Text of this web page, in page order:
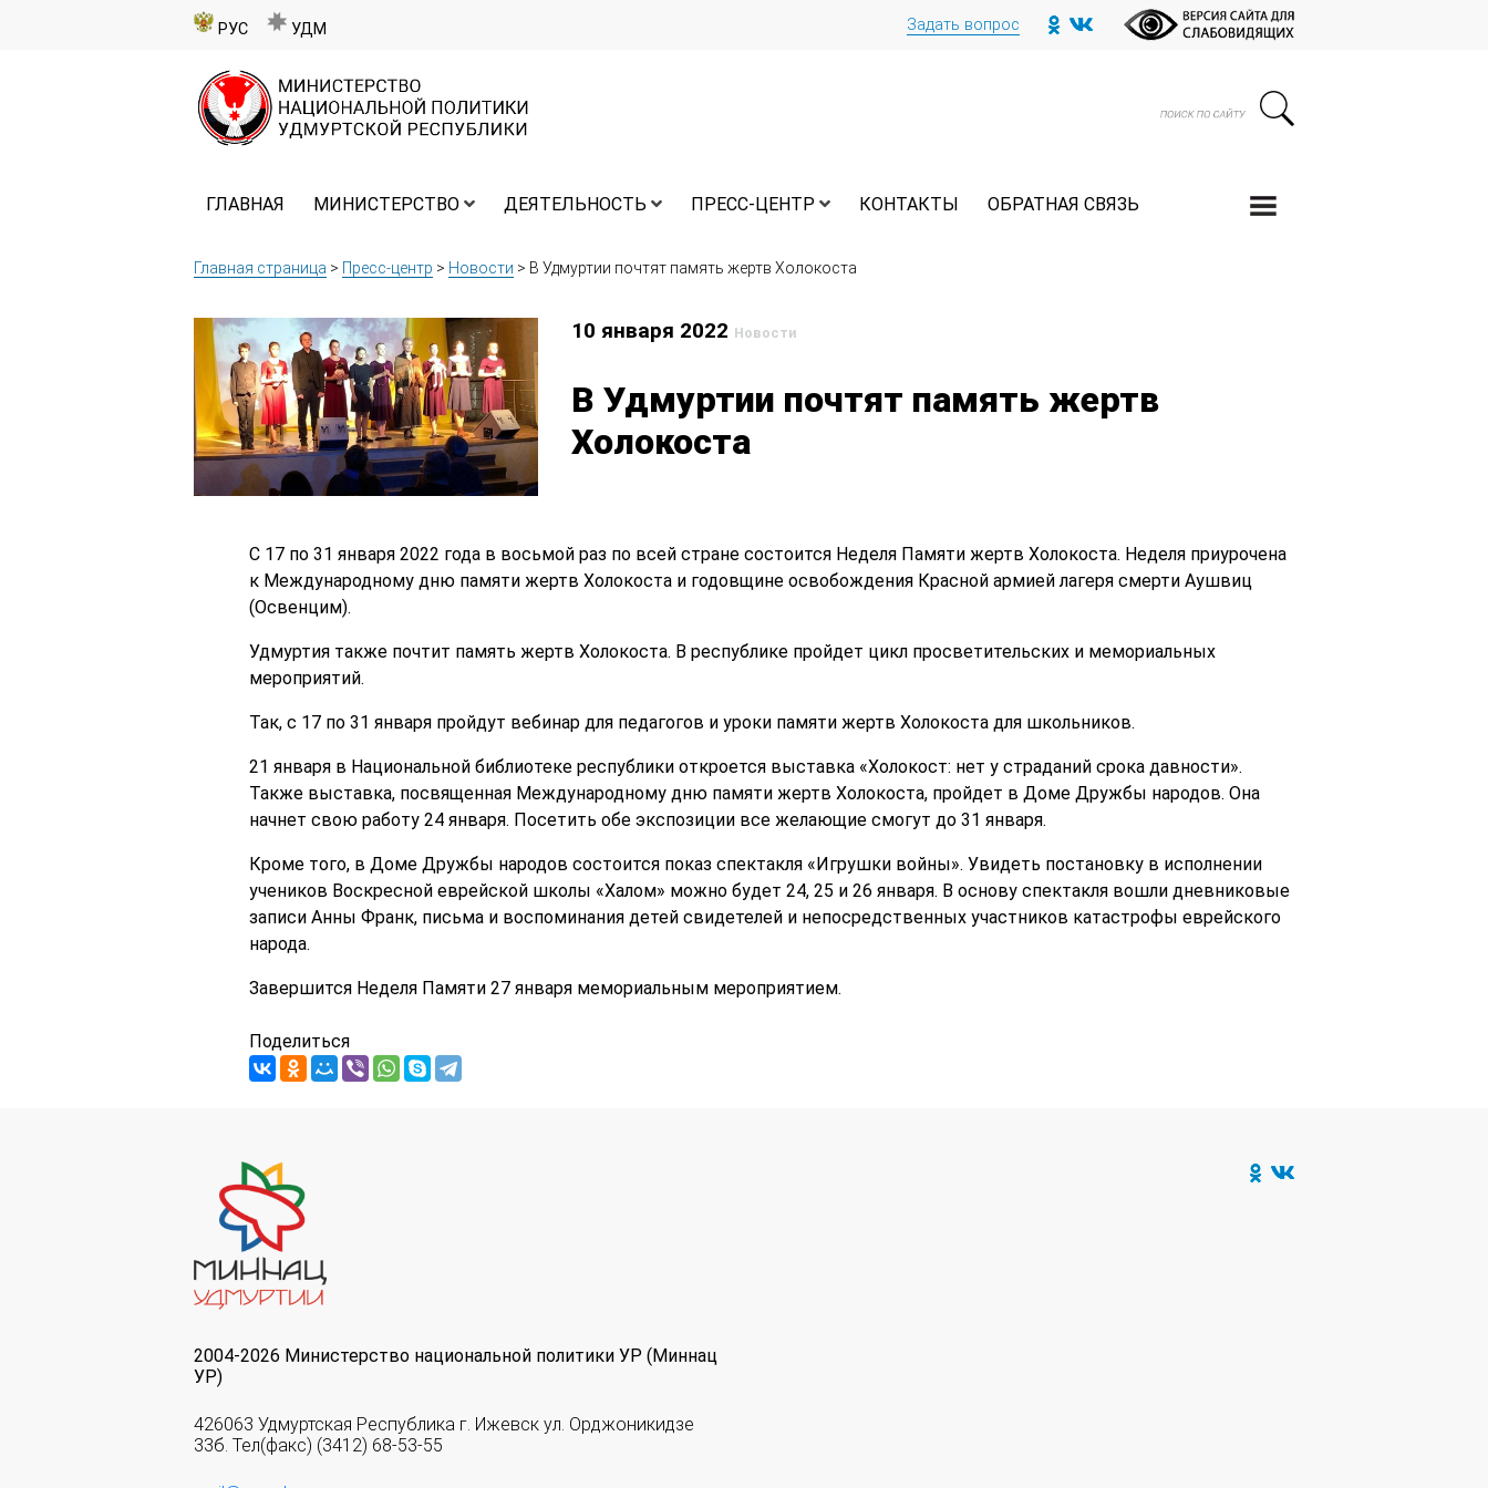
РУС УДМ Задать вопрос
ГЛАВНАЯ МИНИСТЕРСТВО ДЕЯТЕЛЬНОСТЬ ПРЕСС-ЦЕНТР КОНТАКТЫ ОБРАТНАЯ СВЯЗЬ
Главная страница > Пресс-центр > Новости > В Удмуртии почтят память жертв Холокоста
10 января 2022 Новости
В Удмуртии почтят память жертв
Холокоста
С 17 по 31 января 2022 года в восьмой раз по всей стране состоится Неделя Памяти жертв Холокоста. Неделя приурочена
к Международному дню памяти жертв Холокоста и годовщине освобождения Красной армией лагеря смерти Аушвиц
(Освенцим).
Удмуртия также почтит память жертв Холокоста. В республике пройдет цикл просветительских и мемориальных
мероприятий.
Так, с 17 по 31 января пройдут вебинар для педагогов и уроки памяти жертв Холокоста для школьников.
21 января в Национальной библиотеке республики откроется выставка «Холокост: нет у страданий срока давности».
Также выставка, посвященная Международному дню памяти жертв Холокоста, пройдет в Доме Дружбы народов. Она
начнет свою работу 24 января. Посетить обе экспозиции все желающие смогут до 31 января.
Кроме того, в Доме Дружбы народов состоится показ спектакля «Игрушки войны». Увидеть постановку в исполнении
учеников Воскресной еврейской школы «Халом» можно будет 24, 25 и 26 января. В основу спектакля вошли дневниковые
записи Анны Франк, письма и воспоминания детей свидетелей и непосредственных участников катастрофы еврейского
народа.
Завершится Неделя Памяти 27 января мемориальным мероприятием.
Поделиться
2004-2026 Министерство национальной политики УР (Миннац
УР)
426063 Удмуртская Республика г. Ижевск ул. Орджоникидзе
33б. Тел(факс) (3412) 68-53-55